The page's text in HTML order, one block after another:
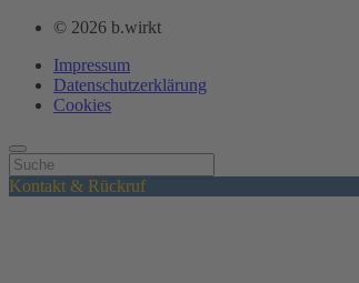
© 2026 b.wirkt
Impressum
Datenschutzerklärung
Cookies
Kontakt & Rückruf